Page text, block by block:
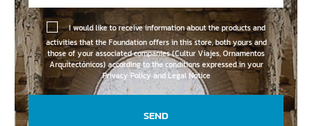
I would like to receive information about the products and
activities that the Foundation offers in this store, both yours and
those of your associated companies (Cultur Viajes, Ornamentos
Arquitectónicos) according to the conditions expressed in your
Privacy Policy and Legal Notice
SEND